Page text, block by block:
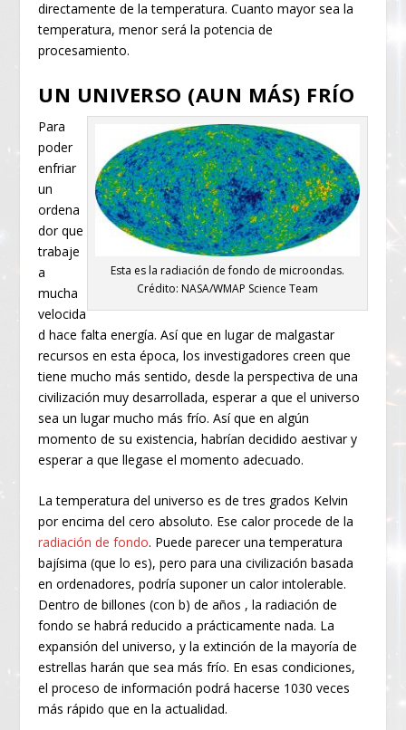
directamente de la temperatura. Cuanto mayor sea la
temperatura, menor será la potencia de
procesamiento.
UN UNIVERSO (AUN MÁS) FRÍO
Esta es la radiación de fondo de microondas.
Crédito: NASA/WMAP Science Team
Para
poder
enfriar
un
ordena
dor que
trabaje
a
mucha
velocida
d hace falta energía. Así que en lugar de malgastar
recursos en esta época, los investigadores creen que
tiene mucho más sentido, desde la perspectiva de una
civilización muy desarrollada, esperar a que el universo
sea un lugar mucho más frío. Así que en algún
momento de su existencia, habrían decidido aestivar y
esperar a que llegase el momento adecuado.
La temperatura del universo es de tres grados Kelvin
por encima del cero absoluto. Ese calor procede de la
radiación de fondo. Puede parecer una temperatura
bajísima (que lo es), pero para una civilización basada
en ordenadores, podría suponer un calor intolerable.
Dentro de billones (con b) de años , la radiación de
fondo se habrá reducido a prácticamente nada. La
expansión del universo, y la extinción de la mayoría de
estrellas harán que sea más frío. En esas condiciones,
el proceso de información podrá hacerse 1030 veces
más rápido que en la actualidad.